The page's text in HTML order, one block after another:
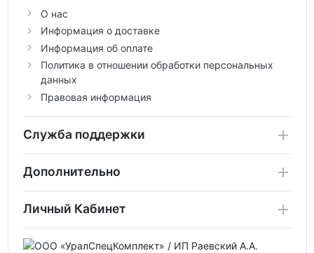
О нас
Информация о доставке
Информация об оплате
Политика в отношении обработки персональных
данных
Правовая информация
Служба поддержки
Дополнительно
Личный Кабинет